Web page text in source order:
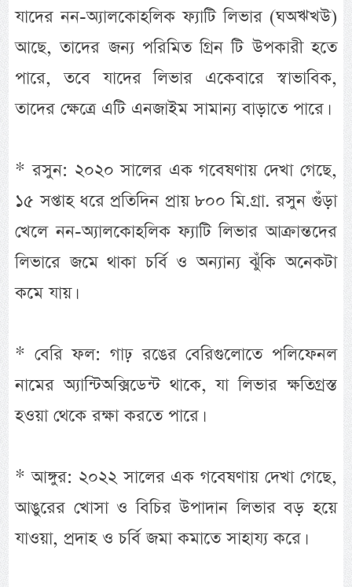
যাদের নন-অ্যালকোহলিক ফ্যাটি লিভার (ঘঅঋখউ)
আছে, তাদের জন্য পরিমিত গ্রিন টি উপকারী হতে
পারে, তবে যাদের লিভার একেবারে স্বাভাবিক,
তাদের ক্ষেত্রে এটি এনজাইম সামান্য বাড়াতে পারে।
* রসুন: ২০২০ সালের এক গবেষণায় দেখা গেছে,
১৫ সপ্তাহ ধরে প্রতিদিন প্রায় ৮০০ মি.গ্রা. রসুন গুঁড়া
খেলে নন-অ্যালকোহলিক ফ্যাটি লিভার আক্রান্তদের
লিভারে জমে থাকা চর্বি ও অন্যান্য ঝুঁকি অনেকটা
কমে যায়।
* বেরি ফল: গাঢ় রঙের বেরিগুলোতে পলিফেনল
নামের অ্যান্টিঅক্সিডেন্ট থাকে, যা লিভার ক্ষতিগ্রস্ত
হওয়া থেকে রক্ষা করতে পারে।
* আঙ্গুর: ২০২২ সালের এক গবেষণায় দেখা গেছে,
আঙুরের খোসা ও বিচির উপাদান লিভার বড় হয়ে
যাওয়া, প্রদাহ ও চর্বি জমা কমাতে সাহায্য করে।